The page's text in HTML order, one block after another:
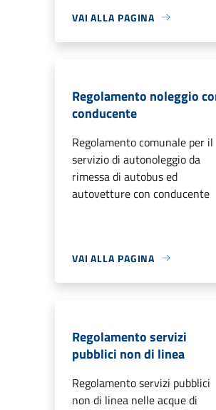
VAI ALLA PAGINA
Regolamento noleggio
conducente
Regolamento comunale per il
servizio di autonoleggio da
rimessa di autobus ed
autovetture con conducente
VAI ALLA PAGINA
Regolamento servizi
pubblici non di linea
Regolamento servizi pubblici
non di linea nelle acque di